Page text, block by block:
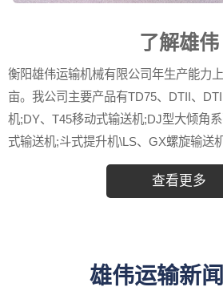
了解雄伟
衡阳雄伟运输机械有限公司年生产能力
亩。我公司主要产品有TD75、DTII、
机;DY、T45移动式输送机;DJ型大倾角
式输送机;斗式提升机\LS、GX螺旋输送
式重型卸料车，大型散装水泥罐及机械
子滚筒，陶瓷耐磨托辊及陶瓷耐磨滚筒
查看更多
雄伟运输新